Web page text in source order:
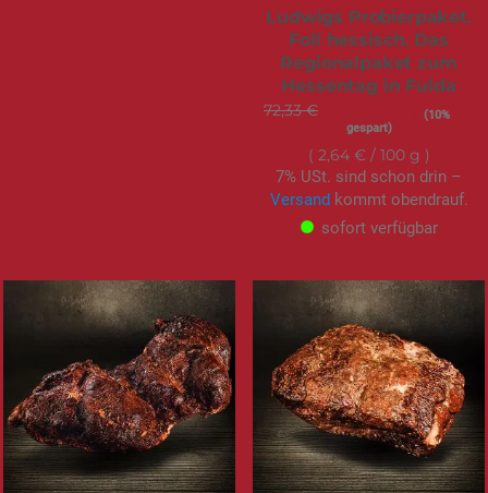
Ludwigs Probierpaket.
Foll hessisch. Das
Regionalpaket zum
Hessentag in Fulda
72,33 € Sonderangebot(10%
gespart)
2,64 €/ 100 g
7% USt. sind schon drin –
Versandkommt obendrauf.
sofort verfügbar